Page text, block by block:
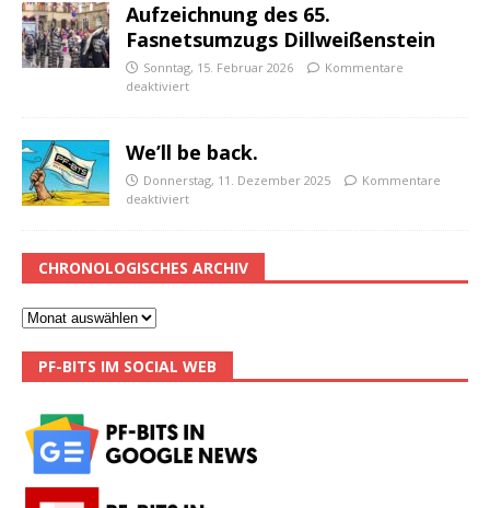
Aufzeichnung des 65.
Fasnetsumzugs Dillweißenstein
Sonntag, 15. Februar 2026
Kommentare
deaktiviert
We’ll be back.
Donnerstag, 11. Dezember 2025
Kommentare
deaktiviert
CHRONOLOGISCHES ARCHIV
PF-BITS IM SOCIAL WEB